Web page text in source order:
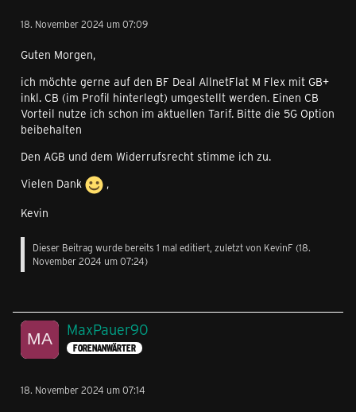
18. November 2024 um 07:09
Guten Morgen,
ich möchte gerne auf den BF Deal AllnetFlat M Flex mit GB+
inkl. CB (im Profil hinterlegt) umgestellt werden. Einen CB
Vorteil nutze ich schon im aktuellen Tarif. Bitte die 5G Option
beibehalten
Den AGB und dem Widerrufsrecht stimme ich zu.
Vielen Dank
,
Kevin
Dieser Beitrag wurde bereits 1 mal editiert, zuletzt von KevinF (18.
November 2024 um 07:24)
MaxPauer90
FORENANWÄRTER
18. November 2024 um 07:14